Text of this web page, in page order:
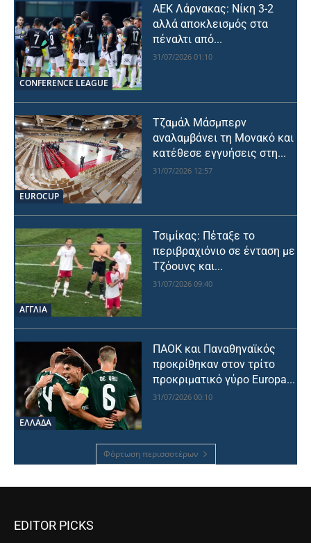
CONFERENCE LEAGUE
ΑΕΚ Λάρνακας: Νίκη 3-2
αλλά αποκλεισμός στα
πέναλτι από...
31/07/2026 01:10
EUROCUP
Τζαμάλ Μάσμπερν
αναλαμβάνει τη Μονακό και
κατέθεσε εγγυήσεις στη...
31/07/2026 12:57
ΑΓΓΛΙΑ
Τσιμίκας: Πέταξε το
περιβραχιόνιο σε ένταση με
Τζόουνς και...
31/07/2026 09:40
ΕΛΛΑΔΑ
ΠΑΟΚ και Παναθηναϊκός
προκρίθηκαν στον τρίτο
προκριματικό γύρο Europa...
31/07/2026 00:10
Φόρτωση περισσοτέρων
EDITOR PICKS